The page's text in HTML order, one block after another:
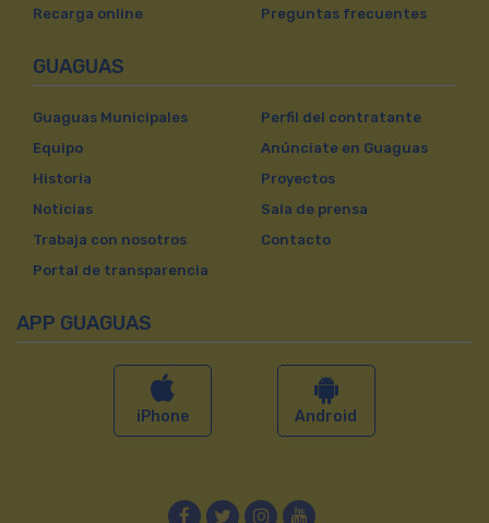
Recarga online
Preguntas frecuentes
GUAGUAS
Guaguas Municipales
Equipo
Historia
Noticias
Trabaja con nosotros
Portal de transparencia
Perfil del contratante
Anúnciate en Guaguas
Proyectos
Sala de prensa
Contacto
APP GUAGUAS
iPhone Android
FacebookTwitterInstagram
YouTube